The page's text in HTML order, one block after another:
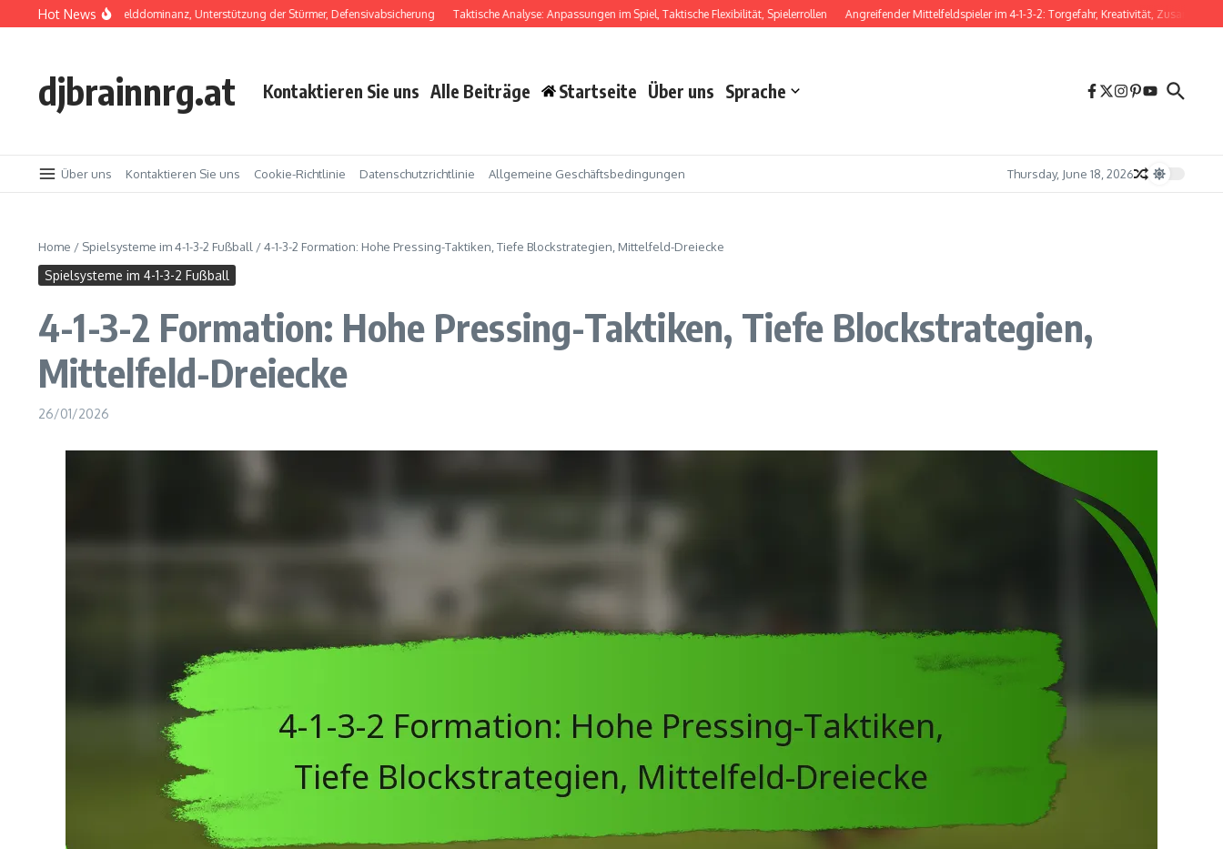
Skip to content
Hot News
Formation: Mittelfelddominanz, Unterstützung der Stürmer, Defensivabsicherung Taktische Analyse: Anpassungen im Spiel, Taktische Flexibilität, Spielerrollen Angreifender Mittelfeldspieler im 4-1-3-2: Torgefahr, Kreativität, Zusammenspiel
djbrainnrg.at Kontaktieren Sie uns Alle Beiträge Startseite Über uns Sprache
Über uns Kontaktieren Sie uns Cookie-Richtlinie Datenschutzrichtlinie Allgemeine Geschäftsbedingungen Thursday, June 18, 2026
Home / Spielsysteme im 4-1-3-2 Fußball /4-1-3-2 Formation: Hohe Pressing-Taktiken, Tiefe Blockstrategien, Mittelfeld-Dreiecke
Spielsysteme im 4-1-3-2 Fußball
4-1-3-2 Formation: Hohe Pressing-Taktiken, Tiefe Blockstrategien,
Mittelfeld-Dreiecke
26/01/2026